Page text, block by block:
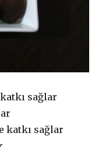
sağlar
katkı sağlar